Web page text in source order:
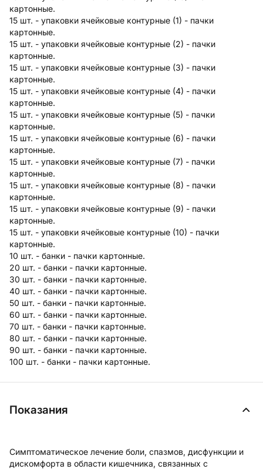
картонные.
15 шт. - упаковки ячейковые контурные (1) - пачки
картонные.
15 шт. - упаковки ячейковые контурные (2) - пачки
картонные.
15 шт. - упаковки ячейковые контурные (3) - пачки
картонные.
15 шт. - упаковки ячейковые контурные (4) - пачки
картонные.
15 шт. - упаковки ячейковые контурные (5) - пачки
картонные.
15 шт. - упаковки ячейковые контурные (6) - пачки
картонные.
15 шт. - упаковки ячейковые контурные (7) - пачки
картонные.
15 шт. - упаковки ячейковые контурные (8) - пачки
картонные.
15 шт. - упаковки ячейковые контурные (9) - пачки
картонные.
15 шт. - упаковки ячейковые контурные (10) - пачки
картонные.
10 шт. - банки - пачки картонные.
20 шт. - банки - пачки картонные.
30 шт. - банки - пачки картонные.
40 шт. - банки - пачки картонные.
50 шт. - банки - пачки картонные.
60 шт. - банки - пачки картонные.
70 шт. - банки - пачки картонные.
80 шт. - банки - пачки картонные.
90 шт. - банки - пачки картонные.
100 шт. - банки - пачки картонные.
Показания
Симптоматическое лечение боли, спазмов, дисфункции и
дискомфорта в области кишечника, связанных с